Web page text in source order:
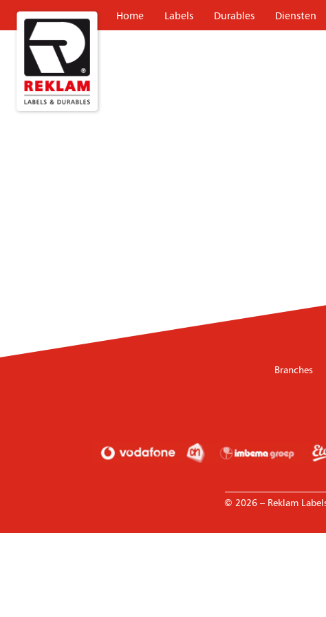
Home Labels Durables Diensten
Branches
© 2026 – Reklam